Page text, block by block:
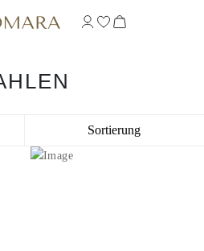
Sortierung